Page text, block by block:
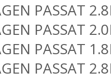
PASSAT
PASSAT
PASSAT
PASSAT